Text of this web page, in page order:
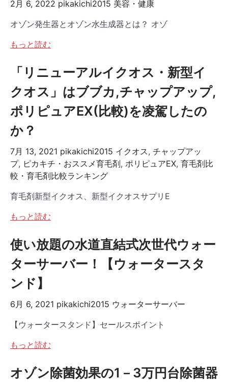
2月 6, 2022 pikakichi2015 美容・健康
オゾン発生器とオゾン水生成器とは？ オゾ
もっと読む
「リニューアルイクオス・新型イ
クオス」はブブカ,チャップアップ,
ポリピュアEX(比較)を凌駕したの
か？
7月 13, 2021 pikakichi2015 イクオス, チャップアッ
プ, ピカキチ・おススメ育毛剤, ポリピュアEX, 育毛剤比
較・育毛剤比較ランキング
育毛剤新型イクオス、新型イクオスサプリE
もっと読む
使い放題の水道直結式次世代ウォー
ターサーバー！【ウォータースタ
ンド】
6月 6, 2021 pikakichi2015 ウォーターサーバー
【ウォータースタンド】セールスポイント
もっと読む
オゾン除菌効果の1－3万円台除菌器